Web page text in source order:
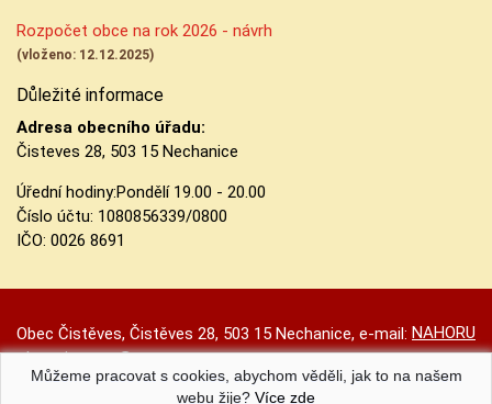
Rozpočet obce na rok 2026 - návrh
(vloženo: 12.12.2025)
Důležité informace
Adresa obecního úřadu:
Čisteves 28, 503 15 Nechanice
Úřední hodiny:Pondělí 19.00 - 20.00
Číslo účtu: 1080856339/0800
IČO: 0026 8691
NAHORU
Obec Čistěves, Čistěves 28, 503 15 Nechanice, e-mail:
obec.cisteves@seznam.cz
Prohlášení o přístupnosti|Původní web|Nastavení cookies
Můžeme pracovat s cookies, abychom věděli, jak to na našem
webu žije? Více zde